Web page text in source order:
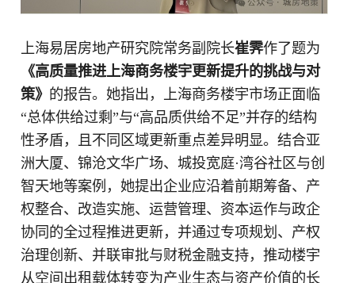
上海易居房地产研究院常务副院长崔霁作了题为
《高质量推进上海商务楼宇更新提升的挑战与对
策》 的报告。她指出，上海商务楼宇市场正面临
“总体供给过剩”与“高品质供给不足”并存的结构
性矛盾，且不同区域更新重点差异明显。结合亚
洲大厦、锦沧文华广场、城投宽庭·湾谷社区与创
智天地等案例，她提出企业应沿着前期筹备、产
权整合、改造实施、运营管理、资本运作与政企
协同的全过程推进更新，并通过专项规划、产权
治理创新、并联审批与财税金融支持，推动楼宇
从空间出租载体转变为产业生态与资产价值的长